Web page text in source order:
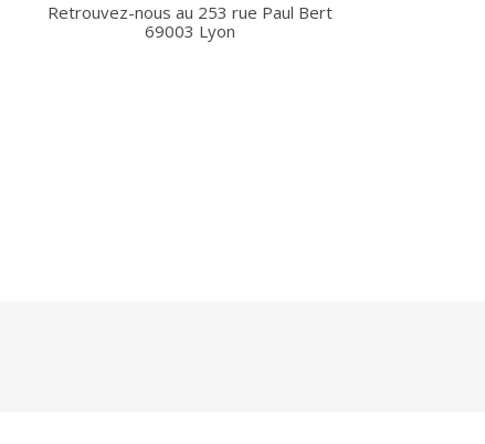
Retrouvez-nous au 253 rue Paul Bert
69003 Lyon